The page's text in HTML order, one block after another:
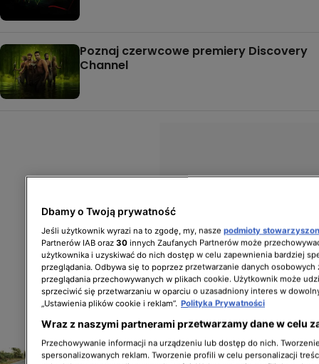
Poznaj czerwcowe premiery Discovery
Channel
Maj w Discovery Channel!
Dbamy o Twoją prywatność
Jeśli użytkownik wyrazi na to zgodę, my, nasze podmioty
Partnerów IAB oraz 30 innych Zaufanych Partnerów może
użytkownika i uzyskiwać do nich dostęp w celu zapewnienia bardziej
przeglądania. Odbywa się to poprzez przetwarzanie danych osobowych
przeglądania przechowywanych w plikach cookie. Użytkownik może
sprzeciwić się przetwarzaniu w oparciu o uzasadniony interes w
„Ustawienia plików cookie i reklam”. Polityka Prywatności
Wraz z naszymi partnerami przetwarzamy dane w celu
Przechowywanie informacji na urządzeniu lub dostęp do nich.
spersonalizowanych reklam. Tworzenie profili w celu personalizacji